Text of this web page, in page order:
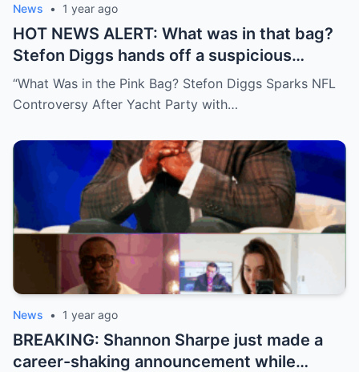
News • 1 year ago
HOT NEWS ALERT: What was in that bag?
Stefon Diggs hands off a suspicious
package during a wild yacht party, and
social media detectives are on the case.
downright scandalous. This moment could
be more than just a party clip!
“What Was in the Pink Bag? Stefon Diggs Sparks NFL
Controversy After Yacht Party with…
News • 1 year ago
BREAKING: Shannon Sharpe just made a
career-shaking announcement while